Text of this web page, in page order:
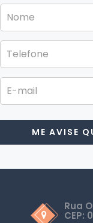
ME AVISE
Rua
CEP: